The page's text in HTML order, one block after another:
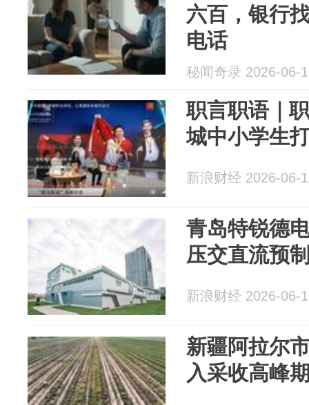
六百，银行
电话
秘闻奇录 2026-06-
职言职语｜
城中小学生
新浪财经 2026-06-
青岛特锐德
压交直流预
新浪财经 2026-06-
新疆阿拉尔
入采收高峰